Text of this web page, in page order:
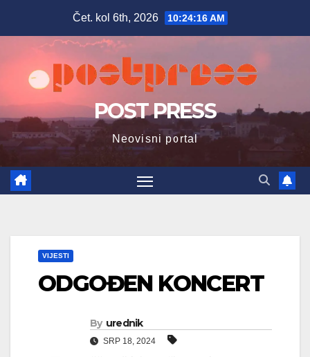
Čet. kol 6th, 2026 10:24:17 AM
POST PRESS
Neovisni portal
VIJESTI
ODGOĐEN KONCERT
By urednik
SRP 18, 2024